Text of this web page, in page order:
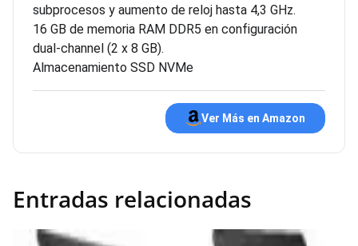
subprocesos y aumento de reloj hasta 4,3 GHz.
16 GB de memoria RAM DDR5 en configuración
dual-channel (2 x 8 GB).
Almacenamiento SSD NVMe
Ver Más en Amazon
Entradas relacionadas